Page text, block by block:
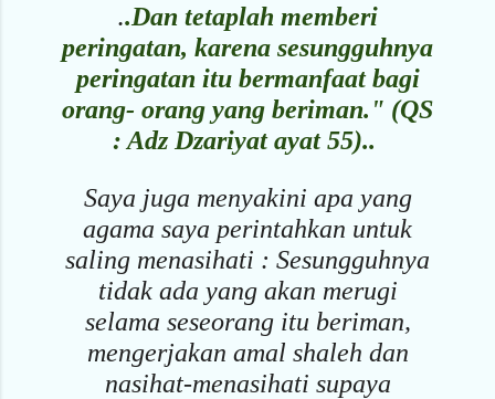
..Dan tetaplah memberi
peringatan, karena sesungguhnya
peringatan itu bermanfaat bagi
orang- orang yang beriman." (QS
: Adz Dzariyat ayat 55)..
Saya juga menyakini apa yang
agama saya perintahkan untuk
saling menasihati : Sesungguhnya
tidak ada yang akan merugi
selama seseorang itu beriman,
mengerjakan amal shaleh dan
nasihat-menasihati supaya